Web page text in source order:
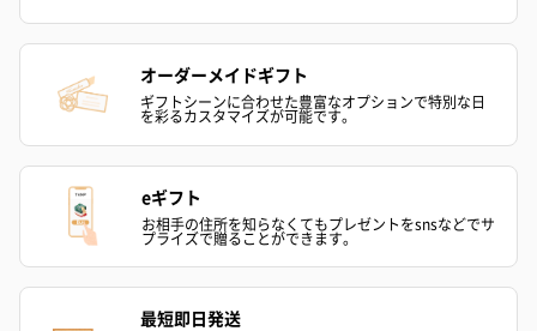
いぶりがっことチーズ
のオイル漬（981円）
のオイル漬（塩麹&レモ
ン）（981円）
円）
オーダーメイドギフト
ギフトシーンに合わせた豊富なオプションで特別な日
を彩るカスタマイズが可能です。
eギフト
お相手の住所を知らなくてもプレゼントをsnsなどでサ
プライズで贈ることができます。
最短即日発送